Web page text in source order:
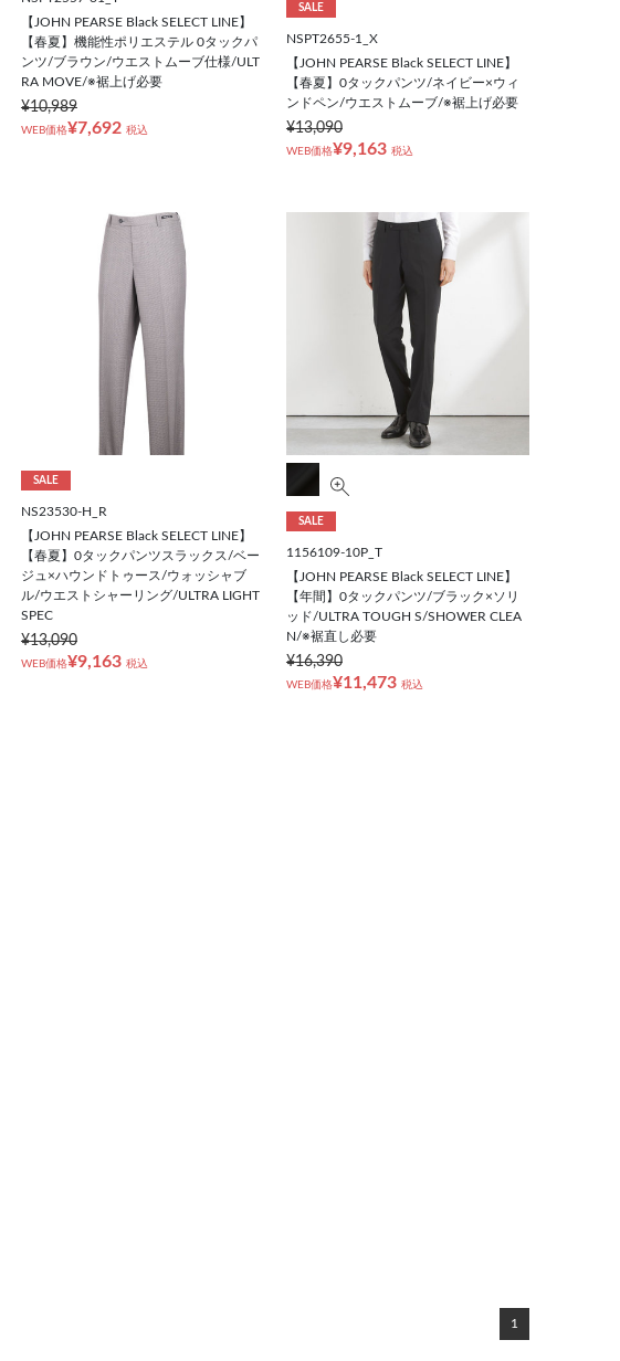
【JOHN PEARSE Black SELECT LINE】
【春夏】機能性ポリエステル 0タックパ
ンツ/ブラウン/ウエストムーブ仕様/ULT
RA MOVE/※裾上げ必要
¥10,989
WEB価格¥7,692 税込
SALE
NSPT2655-1_X
【JOHN PEARSE Black SELECT LINE】
【春夏】0タックパンツ/ネイビー×ウィ
ンドペン/ウエストムーブ/※裾上げ必要
¥13,090
WEB価格¥9,163 税込
SALE
NS23530-H_R
【JOHN PEARSE Black SELECT LINE】
【春夏】0タックパンツスラックス/ベー
ジュ×ハウンドトゥース/ウォッシャブ
ル/ウエストシャーリング/ULTRA LIGHT
SPEC
¥13,090
WEB価格¥9,163 税込
SALE
1156109-10P_T
【JOHN PEARSE Black SELECT LINE】
【年間】0タックパンツ/ブラック×ソリ
ッド/ULTRA TOUGH S/SHOWER CLEA
N/※裾直し必要
¥16,390
WEB価格¥11,473 税込
1